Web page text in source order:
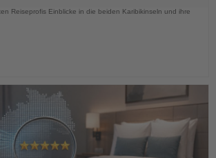
Reiseprofis Einblicke in die beiden Karibikinseln und ihre